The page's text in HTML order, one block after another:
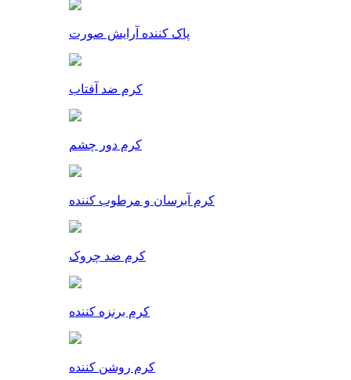
پاک کننده آرایش صورت
کرم ضد آفتاب
کرم دور چشم
کرم آبرسان و مرطوب کننده
کرم ضد چروک
کرم برنزه کننده
کرم روشن کننده